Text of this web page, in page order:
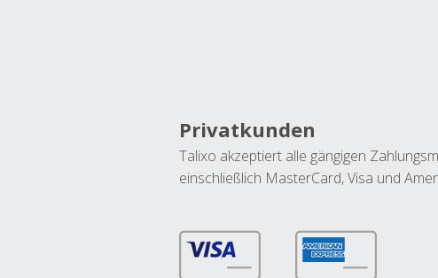
Privatkunden
Talixo akzeptiert alle gängigen
einschließlich MasterCard, Visa und